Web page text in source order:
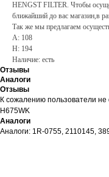
HENGST FILTER. Чтобы
ближайший до вас магазин,в
Так же мы предлагаем
A: 108
H: 194
Наличие: есть
Отзывы
Аналоги
Отзывы
К сожалению пользователи
H675WK
Аналоги
Аналоги: 1R-0755, 2110145,